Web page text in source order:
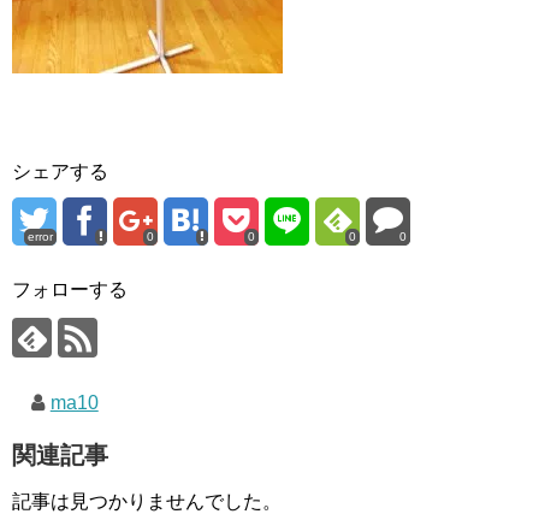
シェアする
error 0 0 0 0
フォローする
ma10
関連記事
記事は見つかりませんでした。